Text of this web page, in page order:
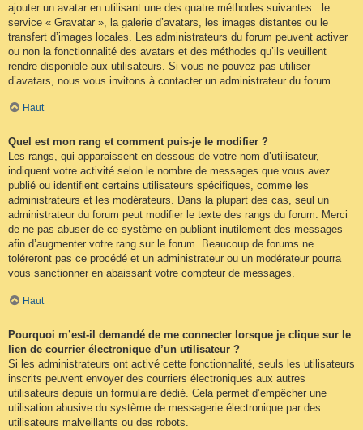
ajouter un avatar en utilisant une des quatre méthodes suivantes : le
service « Gravatar », la galerie d’avatars, les images distantes ou le
transfert d’images locales. Les administrateurs du forum peuvent activer
ou non la fonctionnalité des avatars et des méthodes qu’ils veuillent
rendre disponible aux utilisateurs. Si vous ne pouvez pas utiliser
d’avatars, nous vous invitons à contacter un administrateur du forum.
Haut
Quel est mon rang et comment puis-je le modifier ?
Les rangs, qui apparaissent en dessous de votre nom d’utilisateur,
indiquent votre activité selon le nombre de messages que vous avez
publié ou identifient certains utilisateurs spécifiques, comme les
administrateurs et les modérateurs. Dans la plupart des cas, seul un
administrateur du forum peut modifier le texte des rangs du forum. Merci
de ne pas abuser de ce système en publiant inutilement des messages
afin d’augmenter votre rang sur le forum. Beaucoup de forums ne
toléreront pas ce procédé et un administrateur ou un modérateur pourra
vous sanctionner en abaissant votre compteur de messages.
Haut
Pourquoi m’est-il demandé de me connecter lorsque je clique sur le
lien de courrier électronique d’un utilisateur ?
Si les administrateurs ont activé cette fonctionnalité, seuls les utilisateurs
inscrits peuvent envoyer des courriers électroniques aux autres
utilisateurs depuis un formulaire dédié. Cela permet d’empêcher une
utilisation abusive du système de messagerie électronique par des
utilisateurs malveillants ou des robots.